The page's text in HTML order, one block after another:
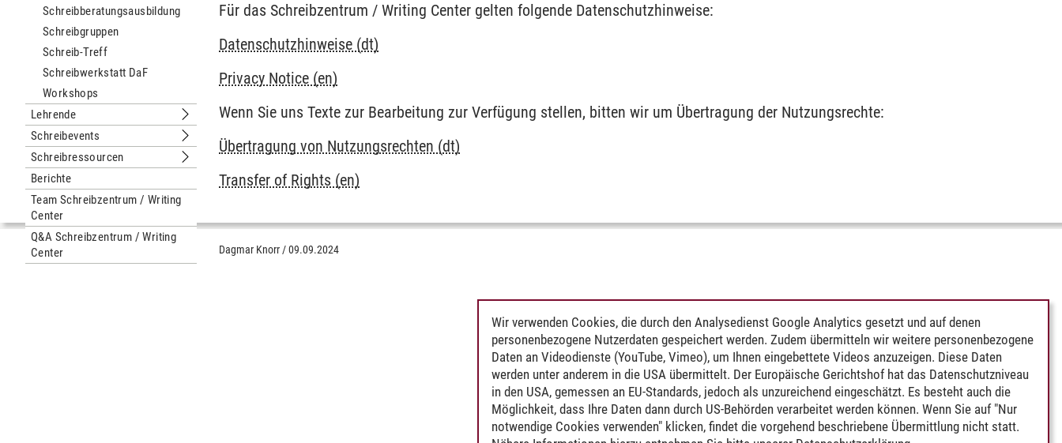
Schreibberatungsausbildung
Schreibgruppen
Schreib-Treff
Schreibwerkstatt DaF
Workshops
Lehrende
Untermenu Lehrende
Schreibevents
Untermenu Schreibevents
Schreibressourcen
Untermenu Schreibressourcen
Berichte
Team Schreibzentrum / Writing
Center
Q&A Schreibzentrum / Writing
Center
Für das Schreibzentrum / Writing Center gelten folgende Datenschutzhinweise:
Datenschutzhinweise (dt)
Privacy Notice (en)
Wenn Sie uns Texte zur Bearbeitung zur Verfügung stellen, bitten wir um Übertragung der Nutzungsrechte:
Übertragung von Nutzungsrechten (dt)
Transfer of Rights (en)
Dagmar Knorr /09.09.2024
Wir verwenden Cookies, die durch den Analysedienst Google Analytics gesetzt und auf denen
personenbezogene Nutzerdaten gespeichert werden. Zudem übermitteln wir weitere personenbezogene
Daten an Videodienste (YouTube, Vimeo), um Ihnen eingebettete Videos anzuzeigen. Diese Daten
werden unter anderem in die USA übermittelt. Der Europäische Gerichtshof hat das Datenschutzniveau
in den USA, gemessen an EU-Standards, jedoch als unzureichend eingeschätzt. Es besteht auch die
Möglichkeit, dass Ihre Daten dann durch US-Behörden verarbeitet werden können. Wenn Sie auf "Nur
notwendige Cookies verwenden" klicken, findet die vorgehend beschriebene Übermittlung nicht statt.